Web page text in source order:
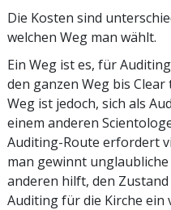
Die Kosten sind
welchen Weg man wählt.
Ein Weg ist es, für
den ganzen Weg bis
Weg ist jedoch, sich als
einem anderen
Auditing-Route erfordert
man gewinnt
anderen hilft, den
Auditing für die Kirche